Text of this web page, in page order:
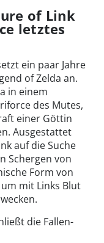
of Link
letztes
ein paar Jahre
of Zelda an.
in einem
des Mutes,
einer Göttin
Ausgestattet
auf die Suche
Schergen von
Form von
mit Links Blut
die Fallen-